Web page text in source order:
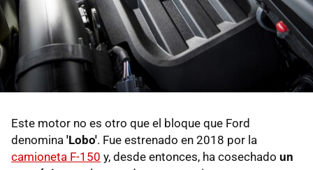
Este motor no es otro que el bloque que Ford
denomina 'Lobo'. Fue estrenado en 2018 por la
camioneta F-150 y, desde entonces, ha cosechado un